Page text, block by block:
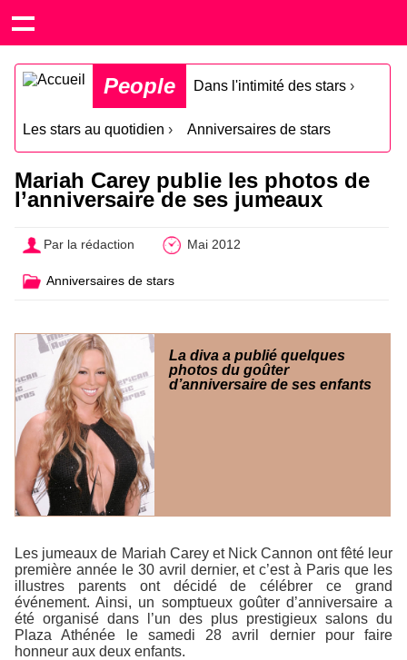
People Dans l'intimité des stars ›
Les stars au quotidien › Anniversaires de stars
Mariah Carey publie les photos de
l’anniversaire de ses jumeaux
Par la rédaction Mai 2012
Anniversaires de stars
La diva a publié quelques
photos du goûter
d’anniversaire de ses enfants
Les jumeaux de Mariah Carey et Nick Cannon ont fêté leur
première année le 30 avril dernier, et c’est à Paris que les
illustres parents ont décidé de célébrer ce grand
événement. Ainsi, un somptueux goûter d’anniversaire a
été organisé dans l’un des plus prestigieux salons du
Plaza Athénée le samedi 28 avril dernier pour faire
honneur aux deux enfants.